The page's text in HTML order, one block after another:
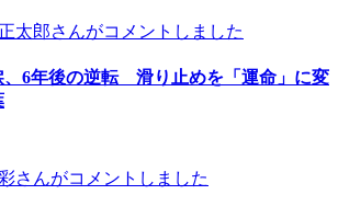
太郎さんがコメントしました
、6年後の逆転 滑り止めを「運命」に変
さんがコメントしました